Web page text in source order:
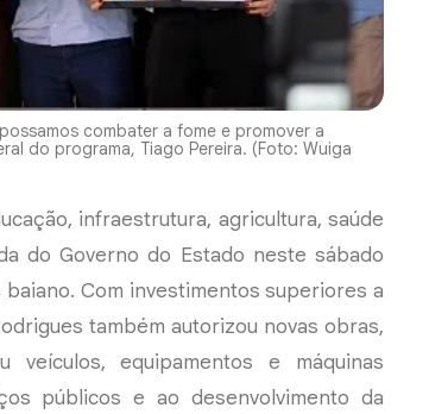
combater a fome e promover a
do programa, Tiago Pereira. (Foto: Wuiga
infraestrutura, agricultura, saúde
do Governo do Estado neste sábado
baiano. Com investimentos superiores a
também autorizou novas obras,
equipamentos e máquinas
públicos e ao desenvolvimento da